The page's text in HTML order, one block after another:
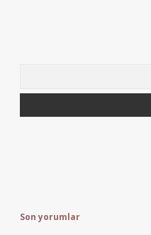
Son yorumlar